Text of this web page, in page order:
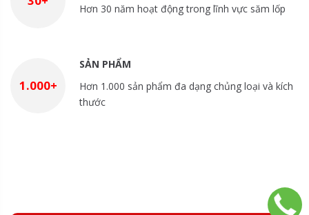
Hơn 30 năm hoạt động trong lĩnh vực săm lốp
1.000+
SẢN PHẨM
Hơn 1.000 sản phẩm đa dạng chủng loại và kích
thước